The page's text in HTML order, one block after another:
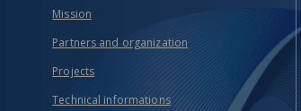
Mission
Partners and organization
Projects
Technical informations